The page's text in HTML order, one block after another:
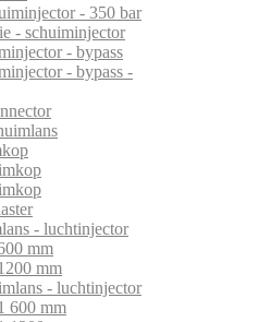
- 350 bar
- schuiminjector
- bypass
- bypass -
- luchtinjector
mm
mm
- luchtinjector
600 mm